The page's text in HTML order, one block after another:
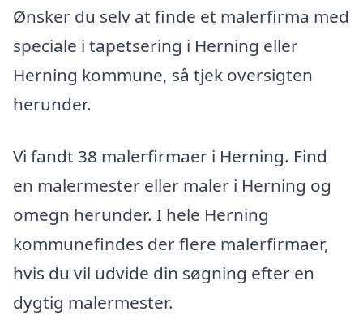
Ønsker du selv at finde et malerfirma med
speciale i tapetsering i Herning eller
Herning kommune, så tjek oversigten
herunder.
Vi fandt 38 malerfirmaer i Herning. Find
en malermester eller maler i Herning og
omegn herunder. I hele Herning
kommunefindes der flere malerfirmaer,
hvis du vil udvide din søgning efter en
dygtig malermester.